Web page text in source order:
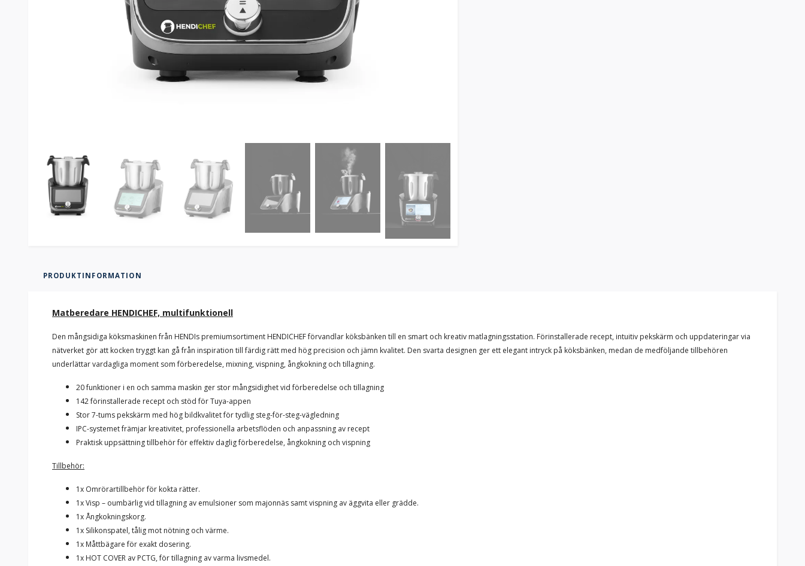
PRODUKTINFORMATION
Matberedare HENDICHEF, multifunktionell
Den mångsidiga köksmaskinen från HENDIs premiumsortiment HENDICHEF förvandlar köksbänken till en smart och kreativ matlagningsstation. Förinstallerade recept, intuitiv pekskärm och uppdateringar via
nätverket gör att kocken tryggt kan gå från inspiration till färdig rätt med hög precision och jämn kvalitet. Den svarta designen ger ett elegant intryck på köksbänken, medan de medföljande tillbehören
underlättar vardagliga moment som förberedelse, mixning, vispning, ångkokning och tillagning.
20 funktioner i en och samma maskin ger stor mångsidighet vid förberedelse och tillagning
142 förinstallerade recept och stöd för Tuya-appen
Stor 7-tums pekskärm med hög bildkvalitet för tydlig steg-för-steg-vägledning
IPC-systemet främjar kreativitet, professionella arbetsflöden och anpassning av recept
Praktisk uppsättning tillbehör för effektiv daglig förberedelse, ångkokning och vispning
Tillbehör:
1x Omrörartillbehör för kokta rätter.
1x Visp – oumbärlig vid tillagning av emulsioner som majonnäs samt vispning av äggvita eller grädde.
1x Ångkokningskorg.
1x Silikonspatel, tålig mot nötning och värme.
1x Måttbägare för exakt dosering.
1x HOT COVER av PCTG, för tillagning av varma livsmedel.